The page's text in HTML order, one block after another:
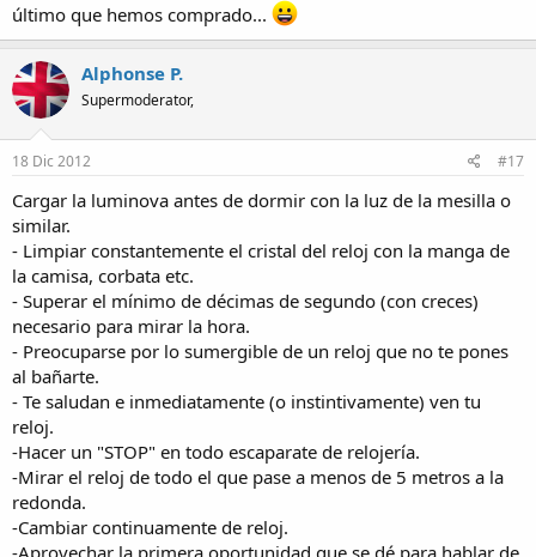
último que hemos comprado...
Alphonse P.
Supermoderator,
18 Dic 2012 #17
Cargar la luminova antes de dormir con la luz de la mesilla o
similar.
- Limpiar constantemente el cristal del reloj con la manga de
la camisa, corbata etc.
- Superar el mínimo de décimas de segundo (con creces)
necesario para mirar la hora.
- Preocuparse por lo sumergible de un reloj que no te pones
al bañarte.
- Te saludan e inmediatamente (o instintivamente) ven tu
reloj.
-Hacer un "STOP" en todo escaparate de relojería.
-Mirar el reloj de todo el que pase a menos de 5 metros a la
redonda.
-Cambiar continuamente de reloj.